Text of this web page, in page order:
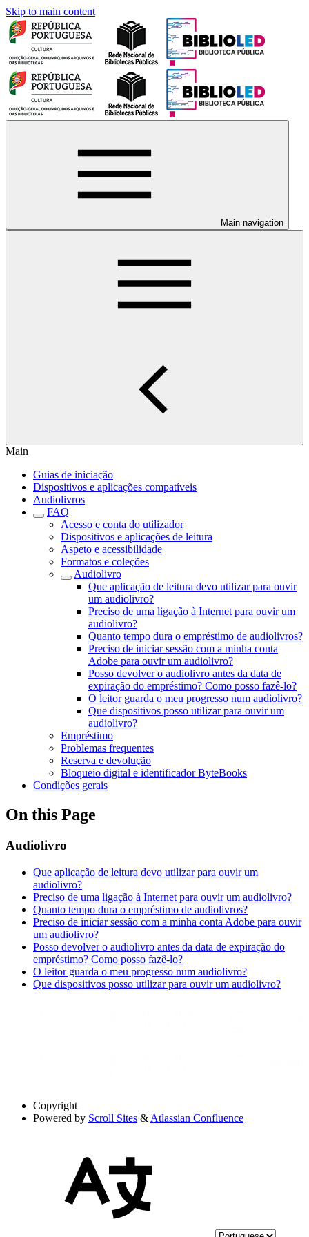
Skip to main content
Main navigation
Main
Guias de iniciação
Dispositivos e aplicações compatíveis
Audiolivros
FAQ
Acesso e conta do utilizador
Dispositivos e aplicações de leitura
Aspeto e acessibilidade
Formatos e coleções
Audiolivro
Que aplicação de leitura devo utilizar para ouvir
um audiolivro?
Preciso de uma ligação à Internet para ouvir um
audiolivro?
Quanto tempo dura o empréstimo de audiolivros?
Preciso de iniciar sessão com a minha conta
Adobe para ouvir um audiolivro?
Posso devolver o audiolivro antes da data de
expiração do empréstimo? Como posso fazê-lo?
O leitor guarda o meu progresso num audiolivro?
Que dispositivos posso utilizar para ouvir um
audiolivro?
Empréstimo
Problemas frequentes
Reserva e devolução
Bloqueio digital e identificador ByteBooks
Condições gerais
On this Page
Audiolivro
Que aplicação de leitura devo utilizar para ouvir um
audiolivro?
Preciso de uma ligação à Internet para ouvir um audiolivro?
Quanto tempo dura o empréstimo de audiolivros?
Preciso de iniciar sessão com a minha conta Adobe para ouvir
um audiolivro?
Posso devolver o audiolivro antes da data de expiração do
empréstimo? Como posso fazê-lo?
O leitor guarda o meu progresso num audiolivro?
Que dispositivos posso utilizar para ouvir um audiolivro?
Copyright
Powered by Scroll Sites & Atlassian Confluence